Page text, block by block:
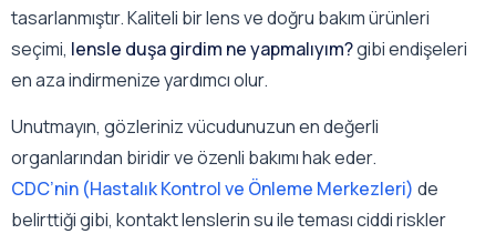
tasarlanmıştır. Kaliteli bir lens ve doğru bakım ürünleri
seçimi, lensle duşa girdim ne yapmalıyım?gibi endişeleri
en aza indirmenize yardımcı olur.
Unutmayın, gözleriniz vücudunuzun en değerli
organlarından biridir ve özenli bakımı hak eder.
CDC’nin (Hastalık Kontrol ve Önleme Merkezleri) de
belirttiği gibi, kontakt lenslerin su ile teması ciddi riskler